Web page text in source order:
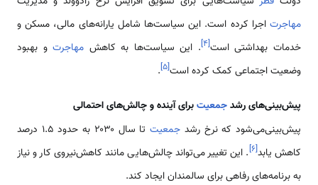
مهاجرت اجرا کرده است. این سیاست‌ها شامل یارانه‌های مالی، مسکن و
خدمات بهداشتی است[۴]. این سیاست‌ها به کاهش مهاجرتو بهبود
وضعیت اجتماعی کمک کرده است[۵]
.
پیش‌بینی‌های رشدجمعیتبرای آینده و چالش‌های احتمالی
پیش‌بینی‌می‌شود که نرخ رشد جمعیت
تا سال ۲۰۳۰ به حدود ۱.۵ درصد
کاهش یابد[۶]. این تغییر می‌تواند چالش‌هایی مانند کاهش‌نیروی کار و نیاز
به برنامه‌های رفاهی برای سالمندان ایجاد کند.